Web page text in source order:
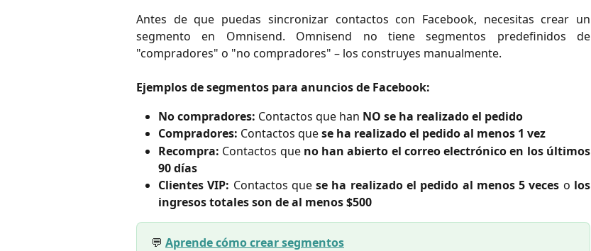
Antes de que puedas sincronizar contactos con Facebook, necesitas crear un
segmento en Omnisend. Omnisend no tiene segmentos predefinidos de
"compradores" o "no compradores" – los construyes manualmente.
Ejemplos de segmentos para anuncios de Facebook:
No compradores: Contactos que han NO se ha realizado el pedido
Compradores: Contactos quese ha realizado el pedido al menos 1 vez
Recompra: Contactos que no han abierto el correo electrónico en los últimos
90 días
Clientes VIP: Contactos quese ha realizado el pedido al menos 5 veces o los
ingresos totales son de al menos $500
💬 Aprende cómo crear segmentos